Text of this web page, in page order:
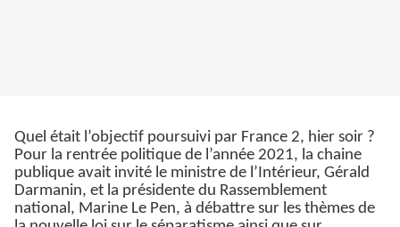
Quel était l’objectif poursuivi par France 2, hier soir ?
Pour la rentrée politique de l’année 2021, la chaine
publique avait invité le ministre de l’Intérieur, Gérald
Darmanin, et la présidente du Rassemblement
national, Marine Le Pen, à débattre sur les thèmes de